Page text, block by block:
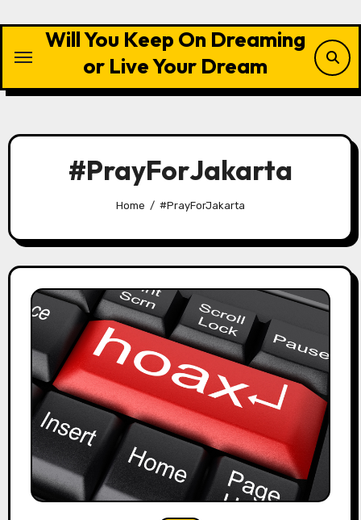
content
Will You Keep On Dreaming
or Live Your Dream
#PrayForJakarta
Home #PrayForJakarta